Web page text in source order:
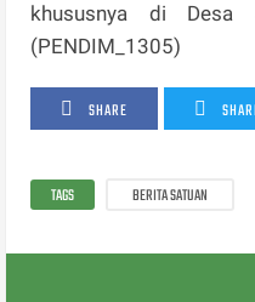
khususnya di Desa
(PENDIM_1305)
SHARE
TAGS BERITA SATUAN